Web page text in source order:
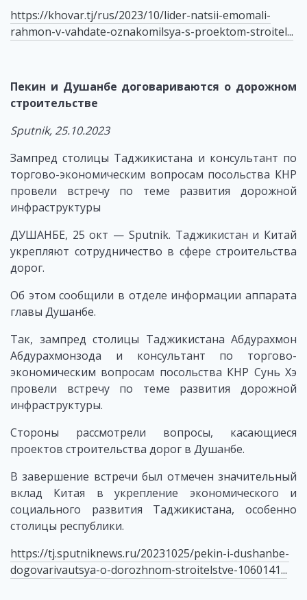
https://khovar.tj/rus/2023/10/lider-natsii-emomali-
rahmon-v-vahdate-oznakomilsya-s-proektom-stroitel...
Пекин и Душанбе договариваются о дорожном
строительстве
Sputnik, 25.10.2023
Зампред столицы Таджикистана и консультант по
торгово-экономическим вопросам посольства КНР
провели встречу по теме развития дорожной
инфраструктуры
ДУШАНБЕ, 25 окт — Sputnik. Таджикистан и Китай
укрепляют сотрудничество в сфере строительства
дорог.
Об этом сообщили в отделе информации аппарата
главы Душанбе.
Так, зампред столицы Таджикистана Абдурахмон
Абдурахмонзода и консультант по торгово-
экономическим вопросам посольства КНР Сунь Хэ
провели встречу по теме развития дорожной
инфраструктуры.
Стороны рассмотрели вопросы, касающиеся
проектов строительства дорог в Душанбе.
В завершение встречи был отмечен значительный
вклад Китая в укрепление экономического и
социального развития Таджикистана, особенно
столицы республики.
https://tj.sputniknews.ru/20231025/pekin-i-dushanbe-
dogovarivautsya-o-dorozhnom-stroitelstve-1060141...